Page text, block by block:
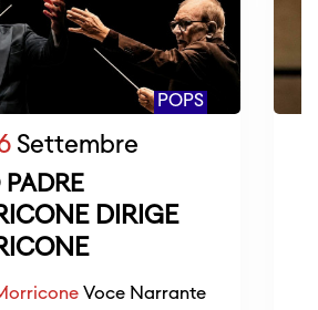
POPS
Settembre
PADRE
DIRIGE
Voce Narrante